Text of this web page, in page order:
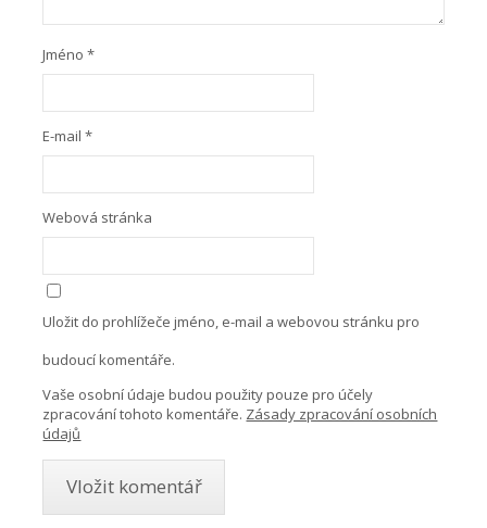
Jméno*
E-mail*
Webová stránka
Uložit do prohlížeče jméno, e-mail a webovou stránku pro
budoucí komentáře.
Vaše osobní údaje budou použity pouze pro účely
zpracování tohoto komentáře. Zásady zpracování osobních
údajů